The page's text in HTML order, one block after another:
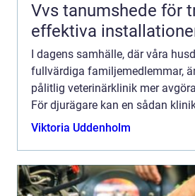
Vvs tanumshede för
effektiva
I dagens samhälle, där våra
fullvärdiga familjemedlemmar,
pålitlig veterinärklinik mer
För djurägare kan en sådan
Viktoria Uddenholm